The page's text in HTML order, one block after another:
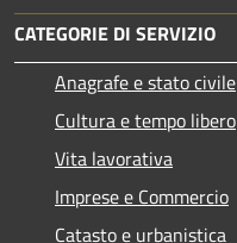
CATEGORIE DI SERVIZIO
Anagrafe e stato civile
Cultura e tempo libero
Vita lavorativa
Imprese e Commercio
Catasto e urbanistica